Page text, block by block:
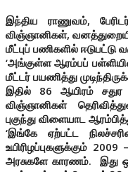
இந்திய ராணுவம்,
விஞ்ஞானிகள்,
மீட்புப் பணிகளில் ஈடுபட்டு
‘அங்குள்ள ஆரம்பப்
மீட்டர் பயணித்து
இதில் 86 ஆயிரம் சதுர
விஞ்ஞானிகள்
புகுந்து விளையாட
‘இங்கே ஏற்பட்ட
உயிரிழப்புகளுக்கும்
அரசுகளே காரணம். இது